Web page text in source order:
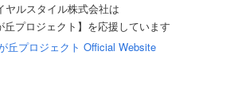
ヤルスタイル株式会社は
丘プロジェクト】を応援しています
丘プロジェクト Official Website